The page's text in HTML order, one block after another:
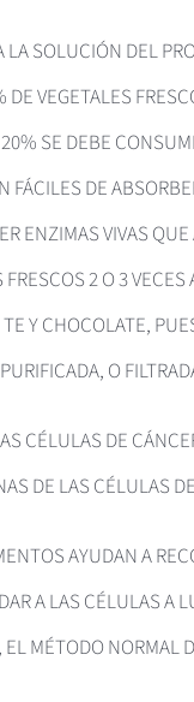
SOLUCIÓN DEL
DE VEGETALES
SE DEBE
FÁCILES DE
ENZIMAS VIVAS
2 O 3 VECES
Y CHOCOLATE,
O
CÉLULAS DE
DE LAS CÉLULAS
AYUDAN A
A LAS CÉLULAS
MÉTODO NORMAL